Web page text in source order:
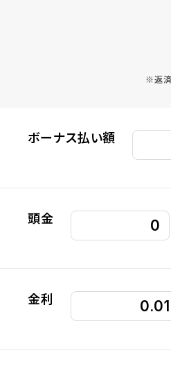
※返済
ボーナス払い額
頭金
金利